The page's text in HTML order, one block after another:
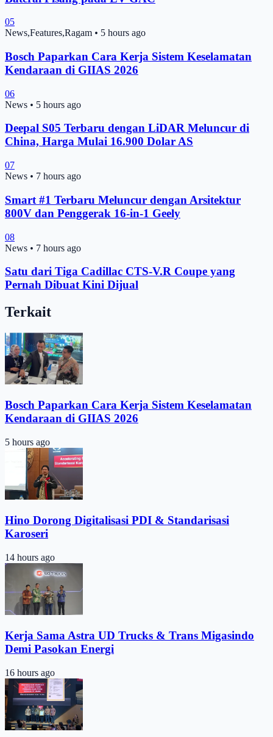
05
News,Features,Ragam • 5 hours ago
Bosch Paparkan Cara Kerja Sistem Keselamatan
Kendaraan di GIIAS 2026
06
News • 5 hours ago
Deepal S05 Terbaru dengan LiDAR Meluncur di
China, Harga Mulai 16.900 Dolar AS
07
News • 7 hours ago
Smart #1 Terbaru Meluncur dengan Arsitektur
800V dan Penggerak 16-in-1 Geely
08
News • 7 hours ago
Satu dari Tiga Cadillac CTS-V.R Coupe yang
Pernah Dibuat Kini Dijual
Terkait
Bosch Paparkan Cara Kerja Sistem Keselamatan
Kendaraan di GIIAS 2026
5 hours ago
Hino Dorong Digitalisasi PDI & Standarisasi
Karoseri
14 hours ago
Kerja Sama Astra UD Trucks & Trans Migasindo
Demi Pasokan Energi
16 hours ago